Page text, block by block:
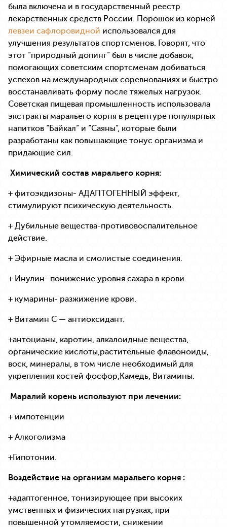
была включена и в государственный реестр
лекарственных средств России. Порошок из корней
левзеи сафлоровидной использовался для
улучшения результатов спортсменов. Говорят, что
этот “природный допинг” был в числе добавок,
помогающих советским спортсменам добиваться
успехов на международных соревнованиях и быстро
восстанавливать форму после тяжелых нагрузок.
Советская пищевая промышленность использовала
экстракты маральего корня в рецептуре популярных
напитков “Байкал” и “Саяны”, которые были
разработаны как повышающие тонус организма и
придающие сил.
Химический состав маральего корня:
+ фитоэкдизоны- АДАПТОГЕННЫЙ эффект,
стимулируют психическую деятельность.
+ Дубильные вещества-противовоспалительное
действие.
+ Эфирные масла и смолистые соединения.
+ Инулин- понижение уровня сахара в крови.
+ кумарины- разжижение крови.
+ Витамин С — антиоксидант.
+антоцианы, каротин, алкалоидные вещества,
органические кислоты,растительные флавоноиды,
воск, минералы, в том числе необходимый для
укрепления костей фосфор,Камедь, Витамины.
Маралий корень используют при лечении:
+ импотенции
+ Алкоголизма
+Гипотонии.
Воздействие на организм маральего корня :
+адаптогенное, тонизирующее при высоких
умственных и физических нагрузках, при
повышенной утомляемости, снижении